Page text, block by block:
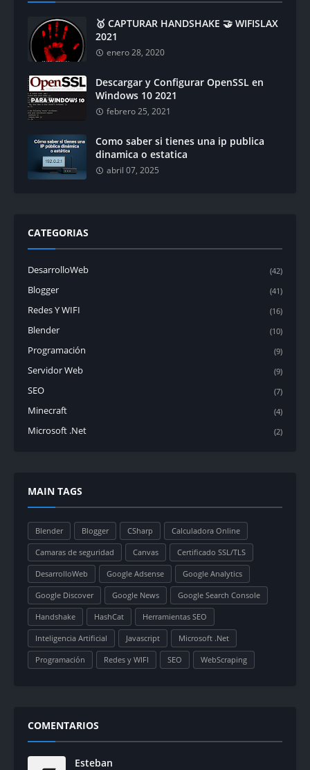
🥇 CAPTURAR HANDSHAKE 🤝 WIFISLAX
2021
enero 28, 2020
Descargar y Configurar OpenSSL en
Windows 10 2021
febrero 25, 2021
Como saber si tienes una ip publica
dinamica o estatica
abril 07, 2025
CATEGORIAS
DesarrolloWeb (42)
Blogger (41)
Redes Y WIFI (16)
Blender (10)
Programación (9)
Servidor Web (9)
SEO (7)
Minecraft (4)
Microsoft .Net (2)
MAIN TAGS
Blender Blogger CSharp Calculadora Online
Camaras de seguridad Canvas Certificado SSL/TLS
DesarrolloWeb Google Adsense Google Analytics
Google Discover Google News Google Search Console
Handshake HashCat Herramientas SEO
Inteligencia Artificial Javascript Microsoft .Net
Programación Redes y WIFI SEO WebScraping
COMENTARIOS
Esteban